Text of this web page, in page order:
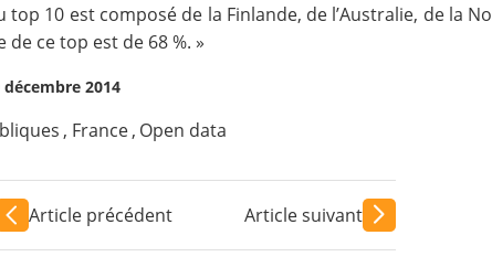
10 est composé de la Finlande, de l’Australie, de la
de ce top est de 68 %. »
2014
, France , Open data
Article précédent Article suivant